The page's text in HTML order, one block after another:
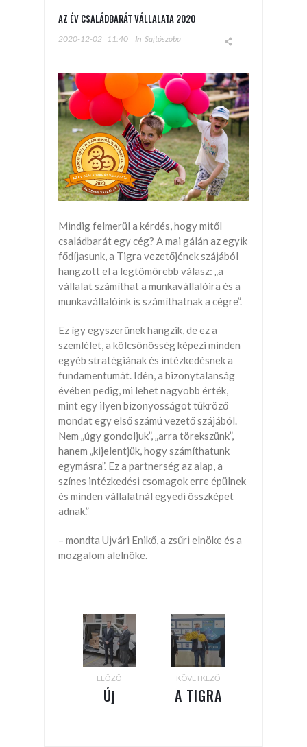
AZ ÉV CSALÁDBARÁT VÁLLALATA 2020
2020-12-02 11:40 In Sajtószoba
Mindig felmerül a kérdés, hogy mitől
családbarát egy cég? A mai gálán az egyik
fődíjasunk, a Tigra vezetőjének szájából
hangzott el a legtömörebb válasz: „a
vállalat számíthat a munkavállalóira és a
munkavállalóink is számíthatnak a cégre”.
Ez így egyszerűnek hangzik, de ez a
szemlélet, a kölcsönösség képezi minden
egyéb stratégiának és intézkedésnek a
fundamentumát. Idén, a bizonytalanság
évében pedig, mi lehet nagyobb érték,
mint egy ilyen bizonyosságot tükröző
mondat egy első számú vezető szájából.
Nem „úgy gondoljuk”, „arra törekszünk”,
hanem „kijelentjük, hogy számíthatunk
egymásra”. Ez a partnerség az alap, a
színes intézkedési csomagok erre épülnek
és minden vállalatnál egyedi összképet
adnak.”
– mondta Ujvári Enikő, a zsűri elnöke és a
mozgalom alelnöke.
ELŐZŐ
Új
KÖVETKEZŐ
A TIGRA